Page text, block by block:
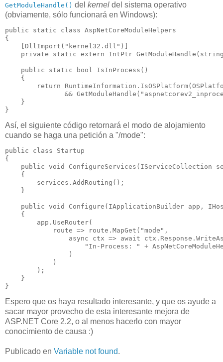
GetModuleHandle() del kernel del sistema operativo
(obviamente, sólo funcionará en Windows):
public static class AspNetCoreModuleHelpers
{
    [DllImport("kernel32.dll")]
private static extern IntPtr
    public static bool IsInProcess()
    {
return
&&
    }
Así, el siguiente código retornará el modo de alojamiento
cuando se haga una petición a "/mode":
public class Startup
{
public void ConfigureServices(IServiceCollection
    {
        services.AddRouting();
    }
public void Configure(IApplicationBuilder app,
    {
        app.UseRouter(
            route => route.MapGet("mode",
async ctx => await
"In-Process: " +
                )
            )
        );
    }
Espero que os haya resultado interesante, y que os ayude a
sacar mayor provecho de esta interesante mejora de
ASP.NET Core 2.2, o al menos hacerlo con mayor
conocimiento de causa :)
Publicado en Variable not found.